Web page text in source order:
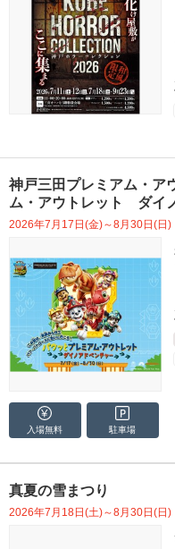
神戸三田プレミアム・ア
ム・アウトレット ダイ
2026年7月17日(金)～8月30日(日)
入場無料 駐車場
真夏の雪まつり
2026年7月18日(土)～8月30日(日)